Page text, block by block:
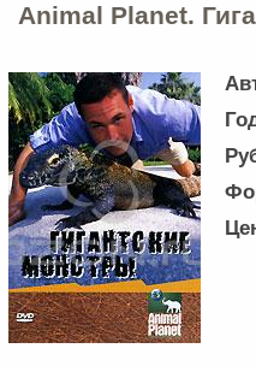
Animal Planet.